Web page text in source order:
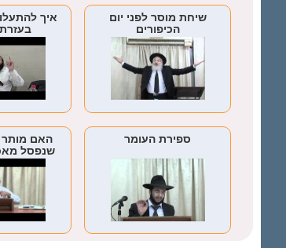
שיחת מוסר לפני יום
הכיפורים
איך
ספירת העומר
האם מותר
שנפסל